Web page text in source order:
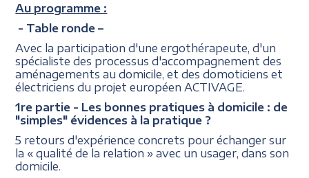
Au programme :
- Table ronde –
Avec la participation d'une ergothérapeute, d'un
spécialiste des processus d'accompagnement des
aménagements au domicile, et des domoticiens et
électriciens du projet européen ACTIVAGE.
1re partie - Les bonnes pratiques à domicile : de
"simples" évidences à la pratique ?
5 retours d'expérience concrets pour échanger sur
la « qualité de la relation » avec un usager, dans son
domicile.